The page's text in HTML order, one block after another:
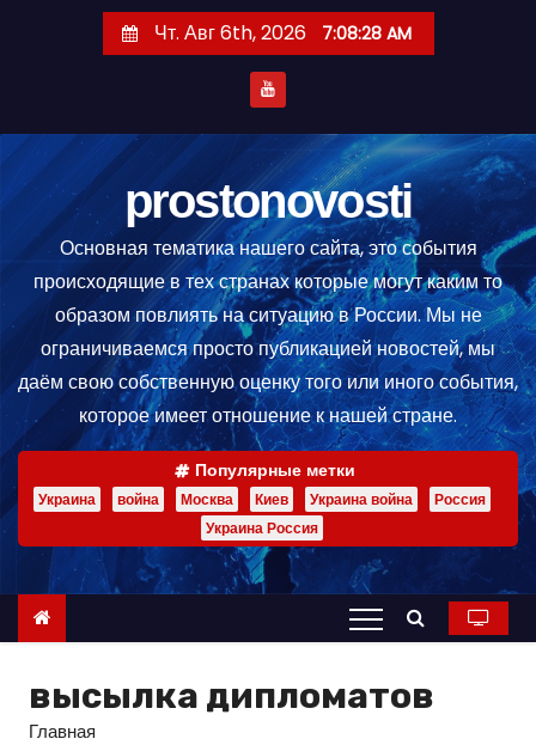
е
р
ж
м
Чт. Авг 6th, 2026 7:08:28 AM
prostonovosti
Основная тематика нашего сайта, это события
происходящие в тех странах которые могут каким то
образом повлиять на ситуацию в России. Мы не
ограничиваемся просто публикацией новостей, мы
даём свою собственную оценку того или иного события,
которое имеет отношение к нашей стране.
Популярные метки
Украина война Москва Киев Украина война
Россия
Украина Россия
высылка дипломатов
Главная